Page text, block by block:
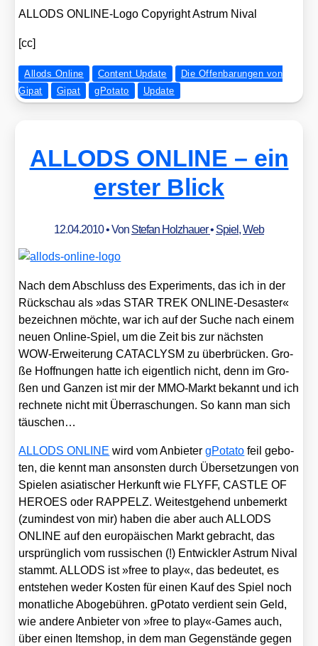
ALLODS ONLINE-Logo Copy­right Astrum Nival
[cc]
Allods Online Content Update
Die Offenbarungen von
Gipat
Gipat gPotato Update
ALLODS ONLINE – ein
erster Blick
12.04.2010• Von Stefan Holzhauer• Spiel,Web
Nach dem Abschluss des Expe­ri­ments, das ich in der
Rück­schau als »das STAR TREK ONLINE-Desas­ter«
bezeich­nen möch­te, war ich auf der Suche nach einem
neu­en Online-Spiel, um die Zeit bis zur nächs­ten
WOW-Erwei­te­rung CATACLYSM zu über­brü­cken. Gro­
ße Hoff­nun­gen hat­te ich eigent­lich nicht, denn im Gro­
ßen und Gan­zen ist mir der MMO-Markt bekannt und ich
rech­ne­te nicht mit Über­ra­schun­gen. So kann man sich
täu­schen…
ALLODS ONLINE wird vom Anbie­tergPo­ta­to feil gebo­
ten, die kennt man ansons­ten durch Über­set­zun­gen von
Spie­len asia­ti­scher Her­kunft wie FLYFF, CASTLE OF
HEROES oder RAPPELZ. Wei­test­ge­hend unbe­merkt
(zumin­dest von mir) haben die aber auch ALLODS
ONLINE auf den euro­päi­schen Markt gebracht, das
ursprüng­lich vom rus­si­schen (!) Ent­wick­ler Astrum Nival
stammt. ALLODS ist »free to play«, das bedeu­tet, es
ent­ste­hen weder Kos­ten für einen Kauf des Spiel noch
monat­li­che Abo­ge­büh­ren. gPo­ta­to ver­dient sein Geld,
wie ande­re Anbie­ter von »free to play«-Games auch,
über einen Item­shop, in dem man Gegen­stän­de gegen